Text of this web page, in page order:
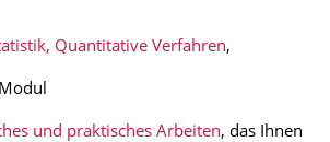
Quantitative Verfahren,
und praktisches Arbeiten, das Ihnen